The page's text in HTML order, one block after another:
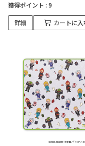
獲得ポイント : 9
詳細 カートに入